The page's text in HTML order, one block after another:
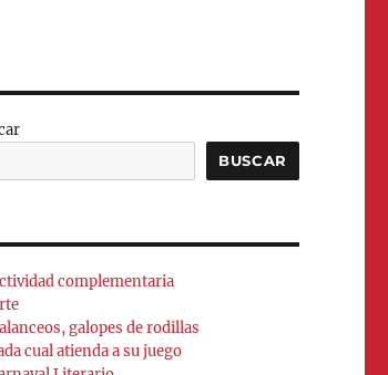
BUSCAR
complementaria
galopes de rodillas
cual atienda a su juego